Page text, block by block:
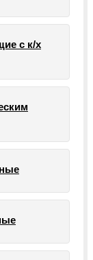
с к/х